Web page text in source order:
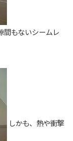
間もないシームレ
しかも、熱や衝撃